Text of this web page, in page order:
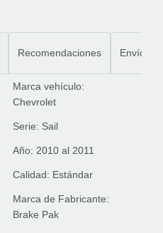
Recomendaciones Envíos
Marca vehículo:
Chevrolet
Serie: Sail
Año: 2010 al 2011
Calidad: Estándar
Marca de Fabricante:
Brake Pak